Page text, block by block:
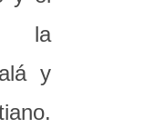
la
y